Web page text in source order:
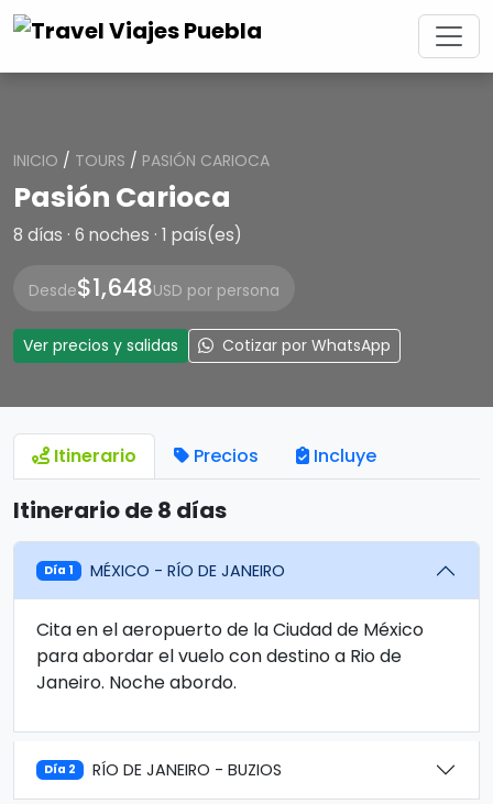
INICIO / TOURS / PASIÓN CARIOCA
Pasión Carioca
8 días · 6 noches · 1 país(es)
Desde$1,648USD por persona
Ver precios y salidas Cotizar por WhatsApp
Itinerario Precios Incluye
Itinerario de 8 días
Día 1 MÉXICO - RÍO DE JANEIRO
Cita en el aeropuerto de la Ciudad de México
para abordar el vuelo con destino a Rio de
Janeiro. Noche abordo.
Día 2 RÍO DE JANEIRO - BUZIOS